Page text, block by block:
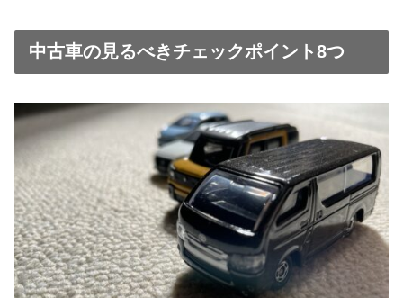
中古車の見るべきチェックポイント8つ